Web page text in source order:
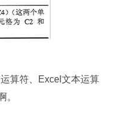
算符、Excel文本运算
。